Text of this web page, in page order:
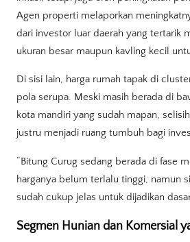
Agen properti melaporkan
dari investor luar daerah yang tertarik
ukuran besar maupun kavling kecil
Di sisi lain, harga rumah tapak di
pola serupa. Meski masih berada di
kota mandiri yang sudah mapan,
justru menjadi ruang tumbuh bagi
“Bitung Curug sedang berada di fase
harganya belum terlalu tinggi, namun
sudah cukup jelas untuk dijadikan
Segmen Hunian dan Komersial